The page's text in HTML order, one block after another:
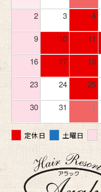
2 3 4
9 10 11
16 17 18
23 24 25
30 31 1
定休日 土曜日